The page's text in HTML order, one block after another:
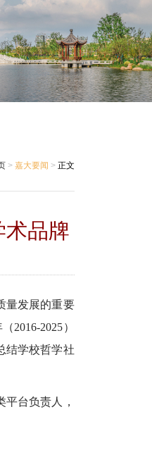
> 嘉大要闻 > 正文
术品牌
量发展的重要
2016-2025）
结学校哲学社
台负责人，